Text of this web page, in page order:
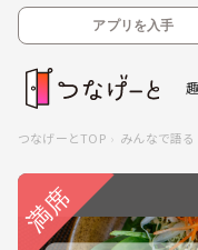
アプリを入手
つなげーとTOP みんなで語る